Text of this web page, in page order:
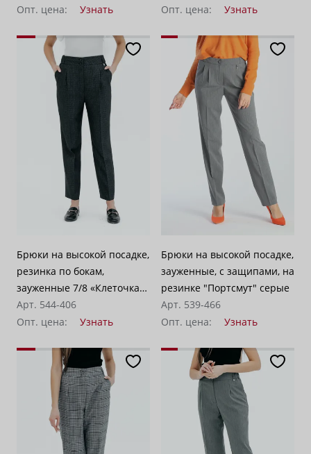
Опт. цена:
Узнать
клетка
Опт. цена:
Узнать
Брюки на высокой посадке,
резинка по бокам,
зауженные 7/8 «Клеточка
Гленчек»» серо-черные
Арт. 544-406
Опт. цена:
Узнать
Брюки на высокой посадке,
зауженные, с защипами, на
резинке "Портсмут" серые
Арт. 539-466
Опт. цена:
Узнать